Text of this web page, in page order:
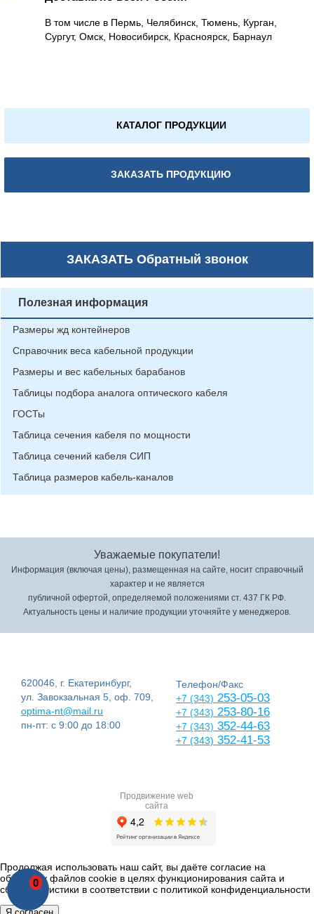
В том числе в Пермь, Челябинск, Тюмень, Курган,
Сургут, Омск, Новосибирск, Красноярск, Барнаул
КАТАЛОГ ПРОДУКЦИИ
ЗАКАЗАТЬ ПРОДУКЦИЮ
ЗАКАЗАТЬОбратный звонок
0
Полезная информация
Размеры жд контейнеров
Справочник веса кабельной продукции
Размеры и вес кабельных барабанов
Таблицы подбора аналога оптического кабеля
ГОСТы
Таблица сечения кабеля по мощности
Таблица сечений кабеля СИП
Таблица размеров кабель-каналов
Уважаемые покупатели!
Информация (включая цены), размещенная на сайте, носит справочный
характер и не является
публичной офертой, определяемой положениями ст. 437 ГК РФ.
Актуальность цены и наличие продукции уточняйте у менеджеров.
620046, г. Екатеринбург,
ул. Завокзальная 5, оф. 709,
optima-nt@mail.ru
пн-пт: с 9:00 до 18:00
Телефон/Факс
+7 (343) 253-05-03
+7 (343) 253-80-16
+7 (343) 352-44-63
+7 (343) 352-41-53
Продвижение web
сайта
Продолжая использовать наш сайт, вы даёте согласие на
обработку файлов cookie в целях функционирования сайта и
сбора статистики в соответствии с политикой конфиденциальности